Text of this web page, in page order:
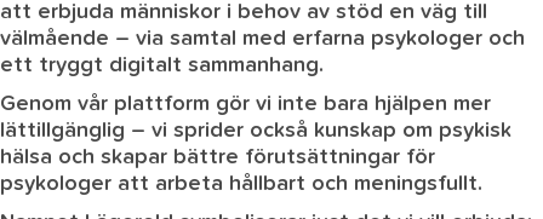
att erbjuda människor i behov av stöd en väg till
välmående – via samtal med erfarna psykologer och
ett tryggt digitalt sammanhang.
Genom vår plattform gör vi inte bara hjälpen mer
lättillgänglig – vi sprider också kunskap om psykisk
hälsa och skapar bättre förutsättningar för
psykologer att arbeta hållbart och meningsfullt.